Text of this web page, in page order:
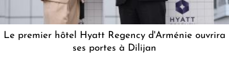
Le premier hôtel Hyatt Regency d'Arménie ouvrira
ses portes à Dilijan